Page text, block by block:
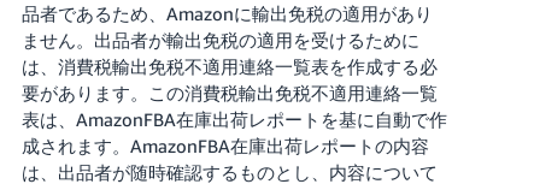
品者であるため、Amazonに輸出免税の適用があり
ません。出品者が輸出免税の適用を受けるために
は、消費税輸出免税不適用連絡一覧表を作成する必
要があります。この消費税輸出免税不適用連絡一覧
表は、AmazonFBA在庫出荷レポートを基に自動で作
成されます。AmazonFBA在庫出荷レポートの内容
は、出品者が随時確認するものとし、内容について